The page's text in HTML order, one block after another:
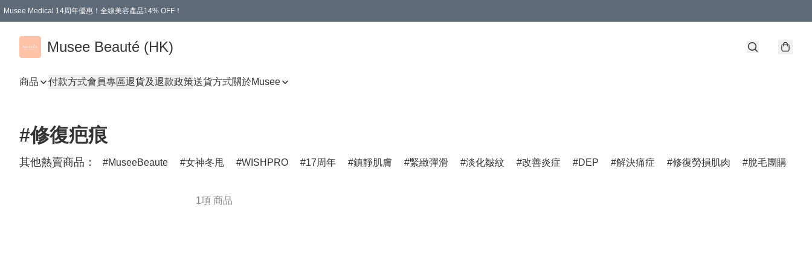
Musee Medical 14周年優惠！全線美容產品14% OFF！
Musee Beauté (HK)
商品 付款方式會員專區退貨及退款政策送貨方式關於Musee
#修復疤痕
其他熱賣商品： MuseeBeaute 女神冬甩 WISHPRO 17周年 鎮靜肌膚 緊緻彈滑 淡化皺紋 改善炎症 DEP 解決痛症 修復勞損肌肉 脫毛團購
1項 商品